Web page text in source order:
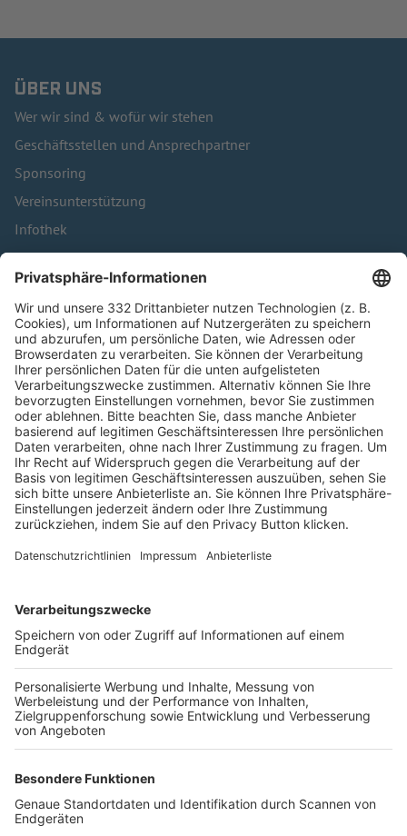
ÜBER UNS
Wer wir sind & wofür wir stehen
Geschäftsstellen und Ansprechpartner
Sponsoring
Vereinsunterstützung
Infothek
Kontakt
HÄUFIG BESUCHTE SEITEN
Pässe und Vereinswechsel
Trainerausbildung
Schulungsangebot Vereinsmitarbeiter
BFV-Geschäftsstellen
Trainerbörse
Login SpielPlus
FOLGE DEM BFV
TOP-VEREINE
TOP-PARTNER